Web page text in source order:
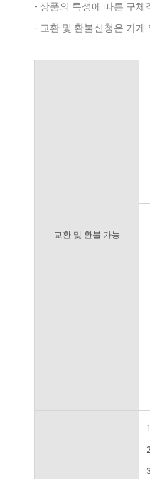
- 상품의 특성에 따른 구
- 교환 및 환불신청은 가
교환 및 환불 가능